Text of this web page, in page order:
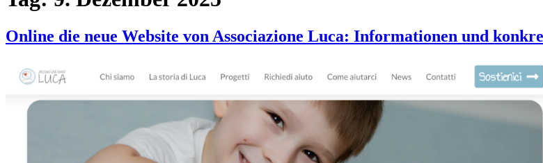
Online die neue Website von Associazione Luca: Informationen und